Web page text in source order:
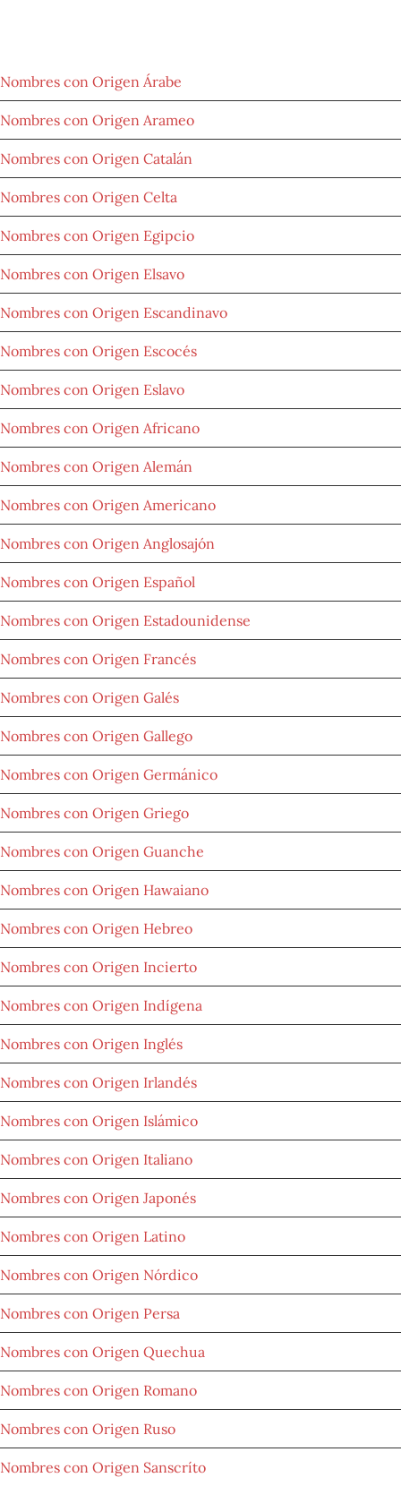
Nombres con Origen Árabe
Nombres con Origen Arameo
Nombres con Origen Catalán
Nombres con Origen Celta
Nombres con Origen Egipcio
Nombres con Origen Elsavo
Nombres con Origen Escandinavo
Nombres con Origen Escocés
Nombres con Origen Eslavo
Nombres con Origen Africano
Nombres con Origen Alemán
Nombres con Origen Americano
Nombres con Origen Anglosajón
Nombres con Origen Español
Nombres con Origen Estadounidense
Nombres con Origen Francés
Nombres con Origen Galés
Nombres con Origen Gallego
Nombres con Origen Germánico
Nombres con Origen Griego
Nombres con Origen Guanche
Nombres con Origen Hawaiano
Nombres con Origen Hebreo
Nombres con Origen Incierto
Nombres con Origen Indígena
Nombres con Origen Inglés
Nombres con Origen Irlandés
Nombres con Origen Islámico
Nombres con Origen Italiano
Nombres con Origen Japonés
Nombres con Origen Latino
Nombres con Origen Nórdico
Nombres con Origen Persa
Nombres con Origen Quechua
Nombres con Origen Romano
Nombres con Origen Ruso
Nombres con Origen Sanscríto